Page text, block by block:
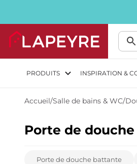
PRODUITS INSPIRATION &
Accueil/Salle de bains & WC/
Porte de
Porte de douche battante